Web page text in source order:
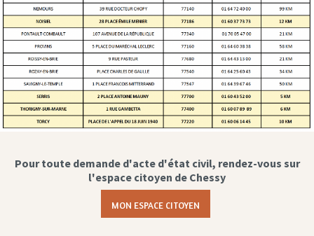
Pour toute demande d'acte d'état civil, rendez-vous sur
l'espace citoyen de Chessy
MON ESPACE CITOYEN